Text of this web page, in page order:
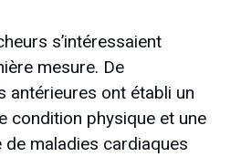
s’intéressaient
mesure. De
antérieures ont établi un
condition physique et une
maladies cardiaques